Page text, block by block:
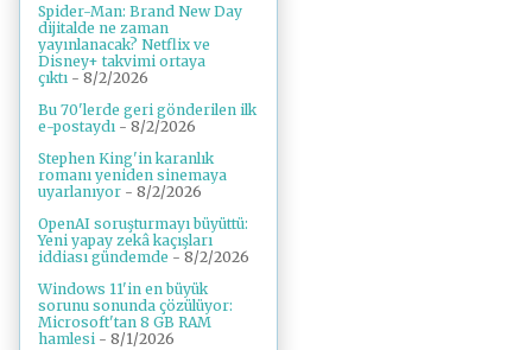
Spider-Man: Brand New Day
dijitalde ne zaman
yayınlanacak? Netflix ve
Disney+ takvimi ortaya
çıktı - 8/2/2026
Bu 70'lerde geri gönderilen ilk
e-postaydı - 8/2/2026
Stephen King'in karanlık
romanı yeniden sinemaya
uyarlanıyor - 8/2/2026
OpenAI soruşturmayı büyüttü:
Yeni yapay zekâ kaçışları
iddiası gündemde - 8/2/2026
Windows 11'in en büyük
sorunu sonunda çözülüyor:
Microsoft'tan 8 GB RAM
hamlesi - 8/1/2026